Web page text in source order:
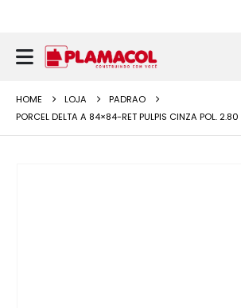
HOME LOJA
PADRAO
PORCEL DELTA A 84×84-RET PULPIS CINZA POL. 2.80